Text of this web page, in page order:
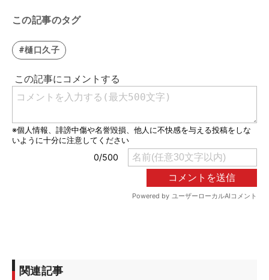
この記事のタグ
#樋口久子
関連記事